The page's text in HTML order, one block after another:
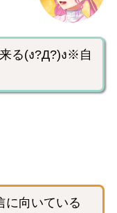
る(ง?Д?)ง※自
に向いている